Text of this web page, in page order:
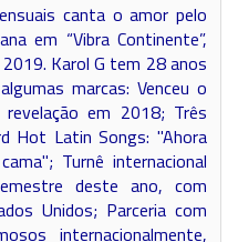
canta o amor pelo
em “Vibra Continente”,
Karol G tem 28 anos
marcas: Venceu o
em 2018; Três
Hot Latin Songs: "Ahora
Turnê internacional
deste ano, com
Unidos; Parceria com
internacionalmente,